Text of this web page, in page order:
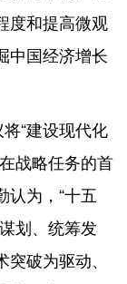
度和提高微观
中国经济增长
“建设现代化
战略任务的首
认为，“十五
划、统筹发
破为驱动、